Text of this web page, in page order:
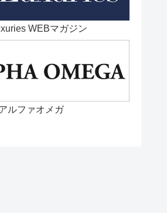
WEBマガジン
ルファオメガ